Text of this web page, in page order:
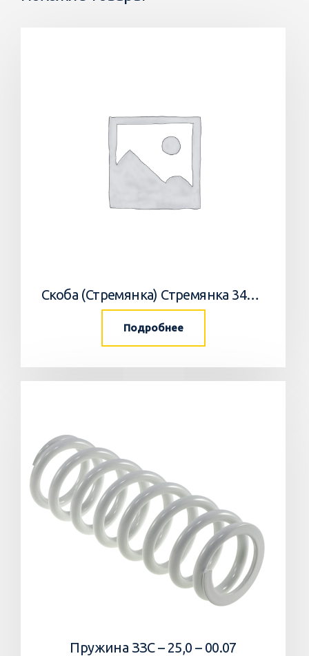
Скоба (Стремянка) Стремянка 34033502 Horsch
Подробнее
Пружина ЗЗС – 25,0 – 00.07